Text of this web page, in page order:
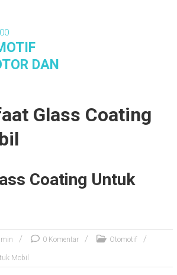
DAN
Glass Coating
Coating Untuk
0 Komentar Otomotif
Mobil